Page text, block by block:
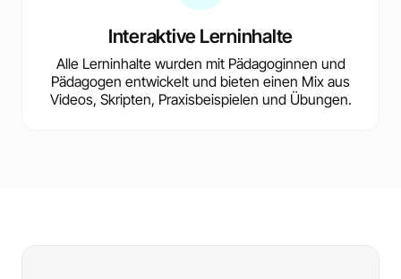
Interaktive Lerninhalte
Alle Lerninhalte wurden mit Pädagoginnen und
Pädagogen entwickelt und bieten einen Mix aus
Videos, Skripten, Praxisbeispielen und Übungen.